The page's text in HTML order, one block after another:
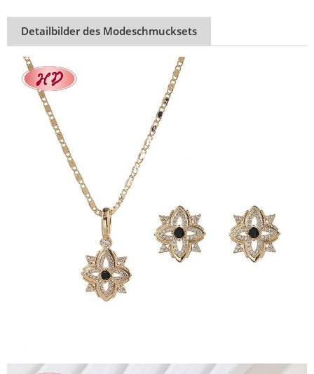
Detailbilder des Modeschmucksets